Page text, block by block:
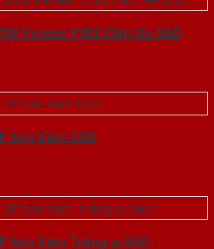
Veneer P1R2 Căm Xe-SGD
Sơn Xám-SGD
Sơn Xám Trắng-a-SGD